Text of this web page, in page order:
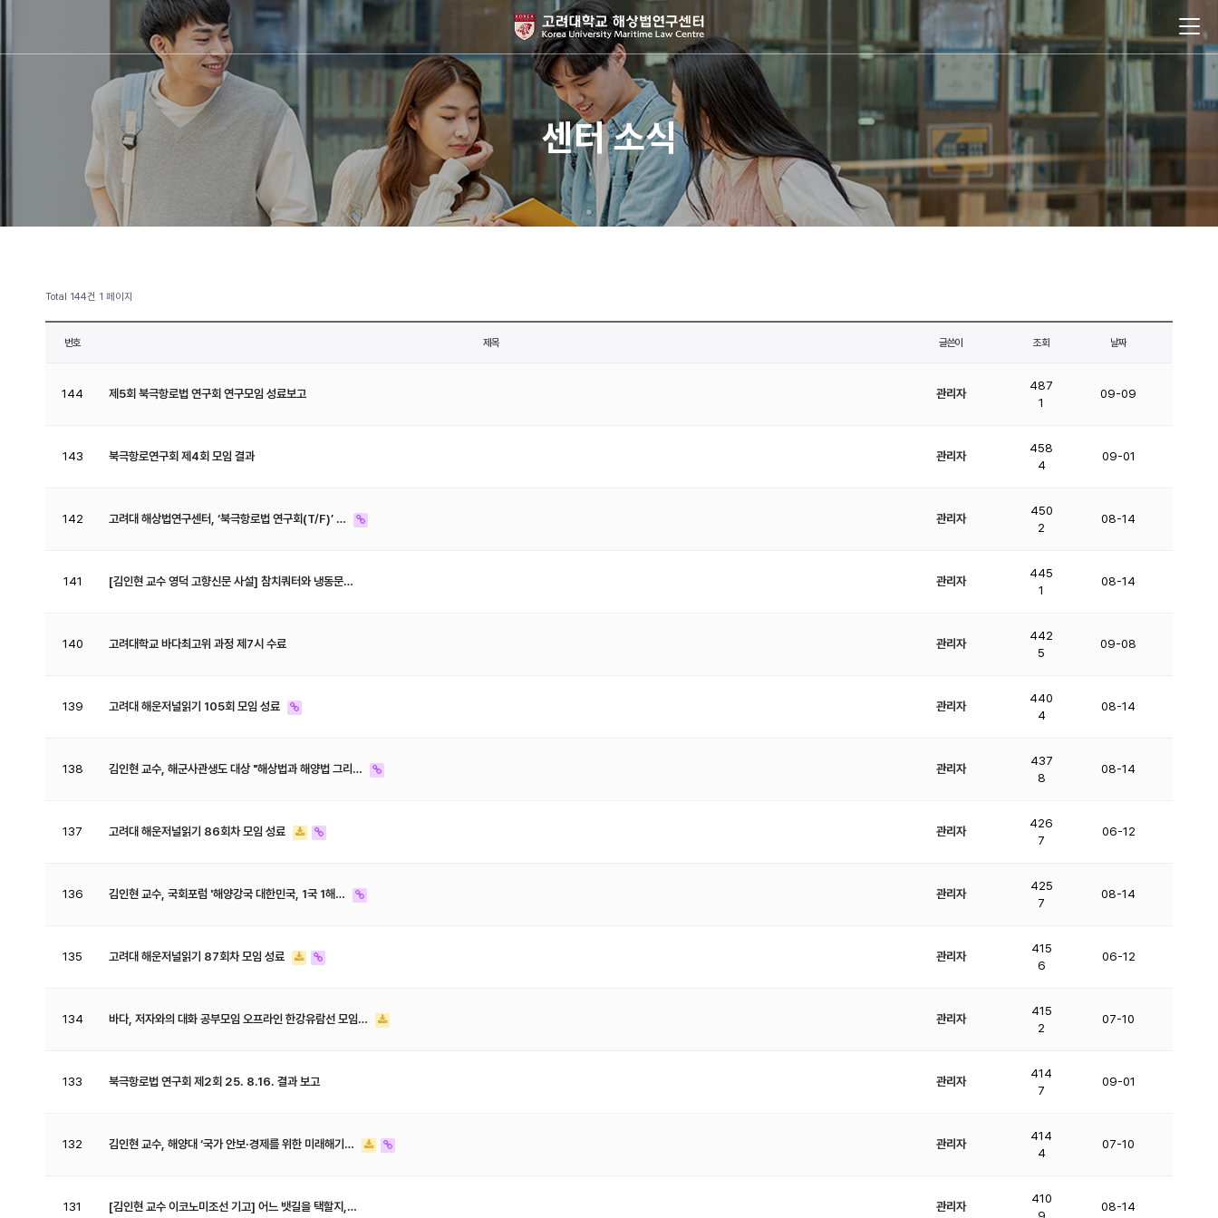
센터 소식
Total 144건 1 페이지
번호 제목 글쓴이 조회 날짜
144 제5회 북극항로법 연구회 연구모임 성료보고 관리자
487
1
09-09
143 북극항로연구회 제4회 모임 결과 관리자
458
4
09-01
142 고려대 해상법연구센터, ‘북극항로법 연구회(T/F)’ … 관리자
450
2
08-14
141 [​김인현 교수 영덕 고향신문 사설] 참치쿼터와 냉동문… 관리자
445
1
08-14
140 고려대학교 바다최고위 과정 제7시 수료 관리자
442
5
09-08
139 고려대 해운저널읽기 105회 모임 성료 관리자
440
4
08-14
138 김인현 교수, 해군사관생도 대상 "해상법과 해양법 그리… 관리자
437
8
08-14
137 고려대 해운저널읽기 86회차 모임 성료 관리자
426
7
06-12
136 김인현 교수, 국회포럼 '해양강국 대한민국, 1국 1해… 관리자
425
7
08-14
135 고려대 해운저널읽기 87회차 모임 성료 관리자
415
6
06-12
134 바다, 저자와의 대화 공부모임 오프라인 한강유람선 모임… 관리자
415
2
07-10
133 북극항로법 연구회 제2회 25. 8.16. 결과 보고 관리자
414
7
09-01
132 김인현 교수, 해양대 ‘국가 안보·경제를 위한 미래해기… 관리자
414
4
07-10
131 [김인현 교수 이코노미조선 기고] 어느 뱃길을 택할지,… 관리자
410
08-14